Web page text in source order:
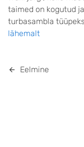
taimed on kogutud
turbasambla
lähemalt
Eelmine